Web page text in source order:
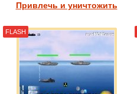
Привлечь и уничтожить
FLASH